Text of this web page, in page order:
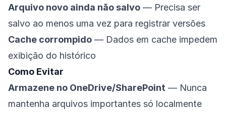
Arquivo novo ainda não salvo — Precisa ser
salvo ao menos uma vez para registrar versões
Cache corrompido — Dados em cache impedem
exibição do histórico
Como Evitar
Armazene no OneDrive/SharePoint — Nunca
mantenha arquivos importantes só localmente